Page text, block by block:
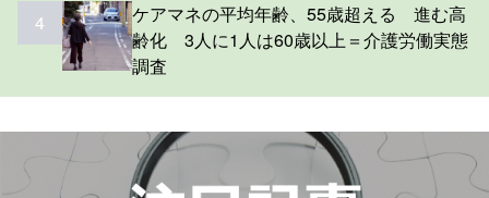
4
ケアマネの平均年齢、55歳超える 進む高
齢化 3人に1人は60歳以上＝介護労働実態
調査